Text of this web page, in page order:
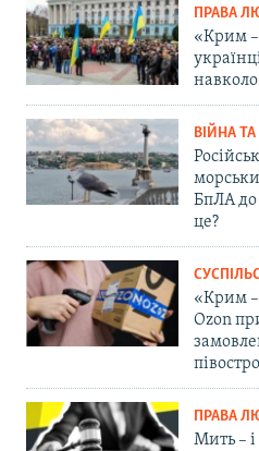
ПРАВА
«Крим –
ВІЙНА
БпЛА до
це?
«Крим –
Ozon
ПРАВА
Мить –